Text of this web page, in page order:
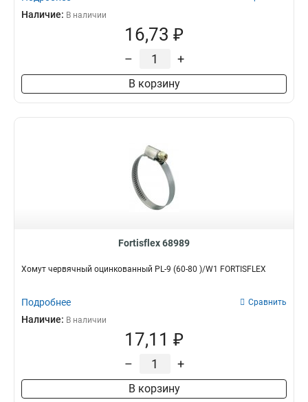
Наличие: В наличии
16,73 ₽
– +
В корзину
Fortisflex 68989
Хомут червячный оцинкованный PL-9 (60-80 )/W1 FORTISFLEX
Подробнее Сравнить
Наличие: В наличии
17,11 ₽
– +
В корзину